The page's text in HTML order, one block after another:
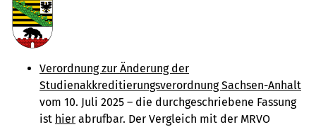
Verordnung zur Änderung der
Studienakkreditierungsverordnung Sachsen-Anhalt
vom 10. Juli 2025 – die durchgeschriebene Fassung
ist hier abrufbar. Der Vergleich mit der MRVO